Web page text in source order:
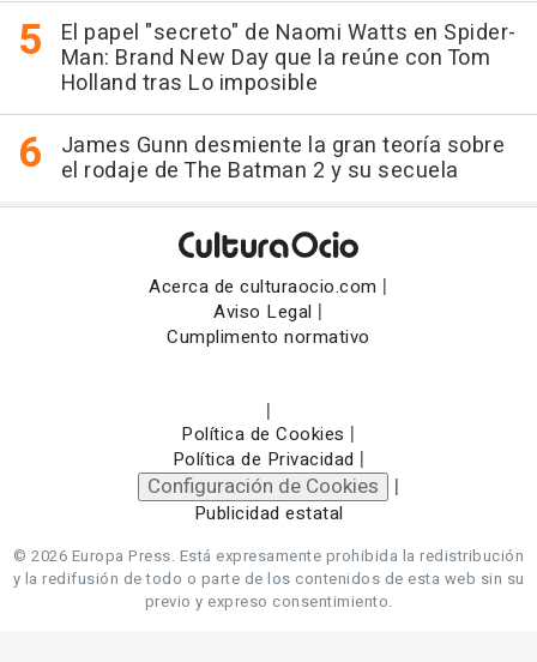
El papel "secreto" de Naomi Watts en Spider-
Man: Brand New Day que la reúne con Tom
Holland tras Lo imposible
James Gunn desmiente la gran teoría sobre
el rodaje de The Batman 2 y su secuela
Acerca de culturaocio.com |
Aviso Legal |
Cumplimento normativo
|
Política de Cookies |
Política de Privacidad |
Configuración de Cookies |
Publicidad estatal
© 2026 Europa Press. Está expresamente prohibida la redistribución
y la redifusión de todo o parte de los contenidos de esta web sin su
previo y expreso consentimiento.